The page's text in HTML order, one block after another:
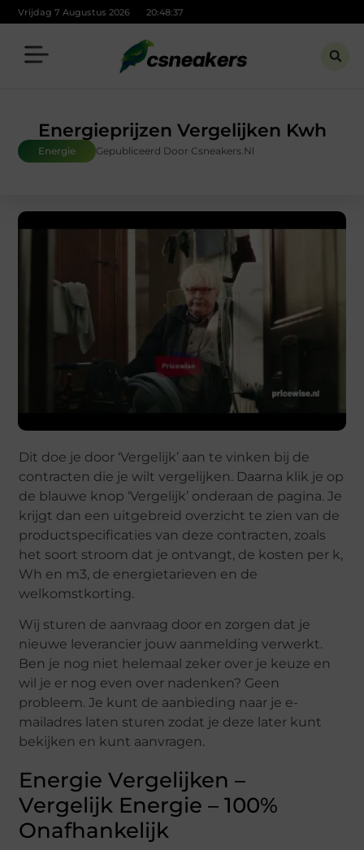
Vrijdag 7 Augustus 2026 20:48:38
Energieprijzen Vergelijken Kwh
Energie Gepubliceerd Door Csneakers.nl
Dit doe je door ‘Vergelijk’ aan te vinken bij de
contracten die je wilt vergelijken. Daarna klik je op
de blauwe knop ‘Vergelijk’ onderaan de pagina. Je
krijgt dan een uitgebreid overzicht te zien van de
productspecificaties van deze contracten, zoals
het soort stroom dat je ontvangt, de kosten per k,
Wh en m3, de energietarieven en de
welkomstkorting.
Wij sturen de aanvraag door en zorgen dat je
nieuwe leverancier jouw aanmelding verwerkt.
Ben je nog niet helemaal zeker over je keuze en
wil je er nog even over nadenken? Geen
probleem. Je kunt de aanbieding naar je e-
mailadres laten sturen zodat je deze later kunt
bekijken en kunt aanvragen.
Energie Vergelijken –
Vergelijk Energie – 100%
Onafhankelijk